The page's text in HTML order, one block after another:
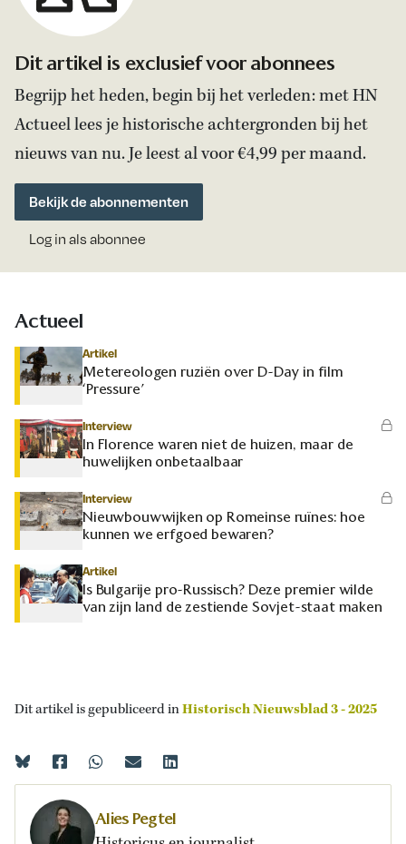
Dit artikel is exclusief voor abonnees
Begrijp het heden, begin bij het verleden: met HN
Actueel lees je historische achtergronden bij het
nieuws van nu. Je leest al voor €4,99 per maand.
Bekijk de abonnementen
Log in als abonnee
Actueel
Artikel
Metereologen ruziën over D-Day in film
‘Pressure’
Interview
In Florence waren niet de huizen, maar de
huwelijken onbetaalbaar
Interview
Nieuwbouwwijken op Romeinse ruïnes: hoe
kunnen we erfgoed bewaren?
Artikel
Is Bulgarije pro-Russisch? Deze premier wilde
van zijn land de zestiende Sovjet-staat maken
Dit artikel is gepubliceerd inHistorisch Nieuwsblad 3 - 2025
Alies Pegtel